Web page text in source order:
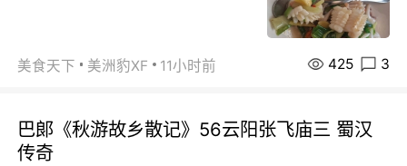
美食天下 美洲豹XF 11小时前 425 3
巴郞《秋游故乡散记》56云阳张飞庙三 蜀汉
传奇